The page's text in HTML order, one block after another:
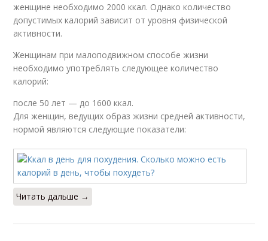
женщине необходимо 2000 ккал. Однако количество
допустимых калорий зависит от уровня физической
активности.
Женщинам при малоподвижном способе жизни
необходимо употреблять следующее количество
калорий:
после 50 лет — до 1600 ккал.
Для женщин, ведущих образ жизни средней активности,
нормой являются следующие показатели:
Читать дальше →